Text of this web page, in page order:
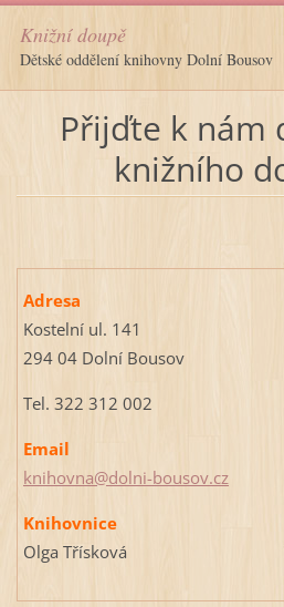
Knižní doupě
Dětské oddělení knihovny Dolní Bousov
Přijďte k nám
knižního
Adresa
Kostelní ul. 141
294 04 Dolní Bousov
Tel. 322 312 002
Email
knihovna@dolni-bousov.cz
Knihovnice
Olga Třísková